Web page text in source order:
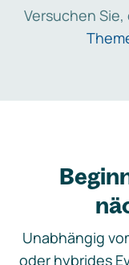
Versuchen
Unabhängig
oder hybrides